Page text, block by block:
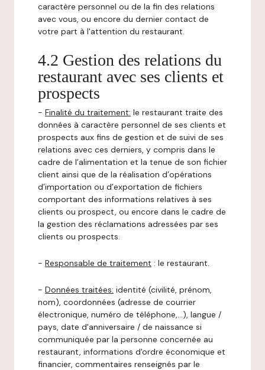
caractère personnel ou de la fin des relations
avec vous, ou encore du dernier contact de
votre part à l'attention du restaurant.
4.2 Gestion des relations du
restaurant avec ses clients et
prospects
- Finalité du traitement: le restaurant traite des
données à caractère personnel de ses clients et
prospects aux fins de gestion et de suivi de ses
relations avec ces derniers, y compris dans le
cadre de l’alimentation et la tenue de son fichier
client ainsi que de la réalisation d’opérations
d’importation ou d’exportation de fichiers
comportant des informations relatives à ses
clients ou prospect, ou encore dans le cadre de
la gestion des réclamations adressées par ses
clients ou prospects.
- Responsable de traitement : le restaurant.
- Données traitées: identité (civilité, prénom,
nom), coordonnées (adresse de courrier
électronique, numéro de téléphone,…), langue /
pays, date d'anniversaire / de naissance si
communiquée par la personne concernée au
restaurant, informations d'ordre économique et
financier, commentaires renseignés par le